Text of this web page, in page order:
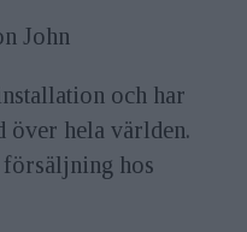
John
och har
hela världen.
hos